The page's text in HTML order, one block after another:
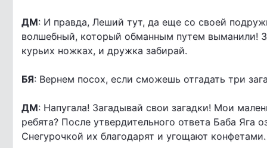
ДМ: И правда, Леший тут, да еще со своей
волшебный, который обманным путем выманили!
курьих ножках, и дружка забирай.
БЯ: Вернем посох, если сможешь отгадать три
ДМ: Напугала! Загадывай свои загадки! Мои
ребята? После утвердительного ответа Баба Яга
Снегурочкой их благодарят и угощают конфетами.